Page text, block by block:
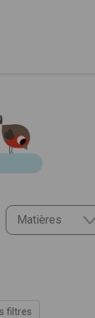
Matières
Français
filtres